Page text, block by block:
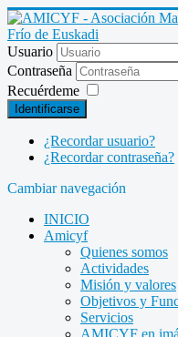
Usuario
Contraseña
Recuérdeme
Identificarse
¿Recordar usuario?
¿Recordar contraseña?
Cambiar navegación
INICIO
Amicyf
Quienes somos
Actividades
Misión y valores
Objetivos y
Servicios
AMICYF en